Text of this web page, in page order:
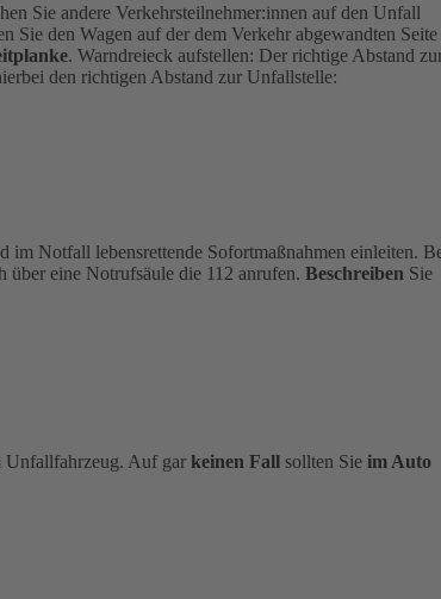
Sie andere Verkehrsteilnehmer:innen auf den Unfall
Sie den Wagen auf der dem Verkehr abgewandten Seite
. Warndreieck aufstellen: Der richtige Abstand
den richtigen Abstand zur Unfallstelle:
im Notfall lebensrettende Sofortmaßnahmen einleiten.
über eine Notrufsäule die 112 anrufen. Beschreiben Sie
Unfallfahrzeug. Auf gar keinen Fall sollten Sie im Auto